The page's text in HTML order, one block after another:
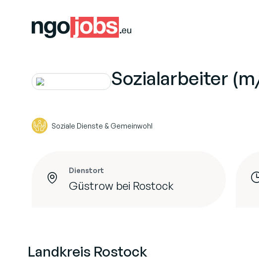
Sozialarbeiter
Soziale Dienste & Gemeinwohl
Dienstort
Güstrow bei Rostock
Landkreis Rostock